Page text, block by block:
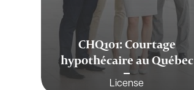
CHQ101: Courtage
hypothécaire au Québec
License